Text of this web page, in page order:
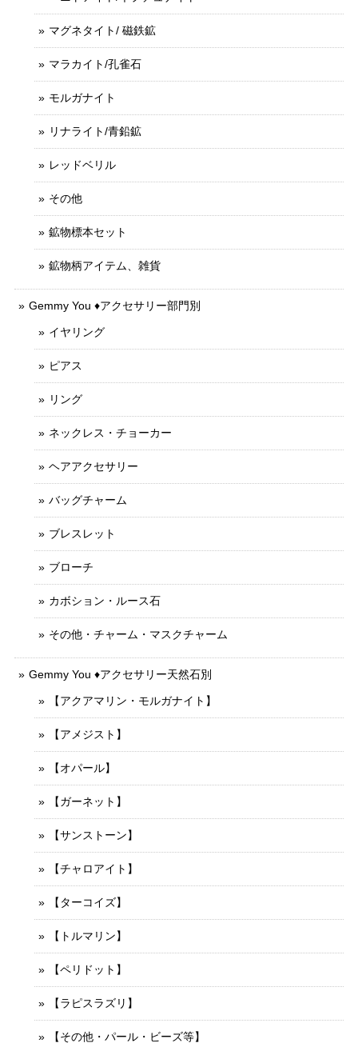
マグネタイト/ 磁鉄鉱
マラカイト/孔雀石
モルガナイト
リナライト/青鉛鉱
レッドベリル
その他
鉱物標本セット
鉱物柄アイテム、雑貨
Gemmy You ♦︎アクセサリー部門別
イヤリング
ピアス
リング
ネックレス・チョーカー
ヘアアクセサリー
バッグチャーム
ブレスレット
ブローチ
カボション・ルース石
その他・チャーム・マスクチャーム
Gemmy You ♦︎アクセサリー天然石別
【アクアマリン・モルガナイト】
【アメジスト】
【オパール】
【ガーネット】
【サンストーン】
【チャロアイト】
【ターコイズ】
【トルマリン】
【ペリドット】
【ラピスラズリ】
【その他・パール・ビーズ等】